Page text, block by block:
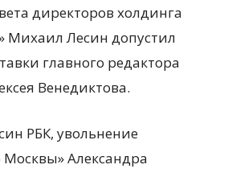
директоров холдинга
Михаил Лесин допустил
главного редактора
Венедиктова.
РБК, увольнение
Александра